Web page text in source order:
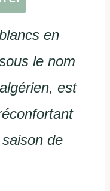
en
le nom
est
de